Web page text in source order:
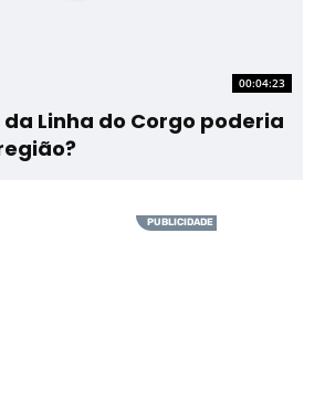
00:04:23
Linha do Corgo poderia